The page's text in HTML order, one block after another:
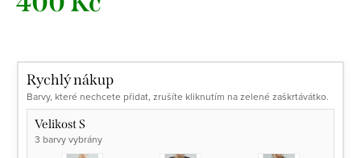
Rychlý nákup
Barvy, které nechcete přidat, zrušíte kliknutím na zelené zaškrtávátko.
Velikost S
3 barvy vybrány